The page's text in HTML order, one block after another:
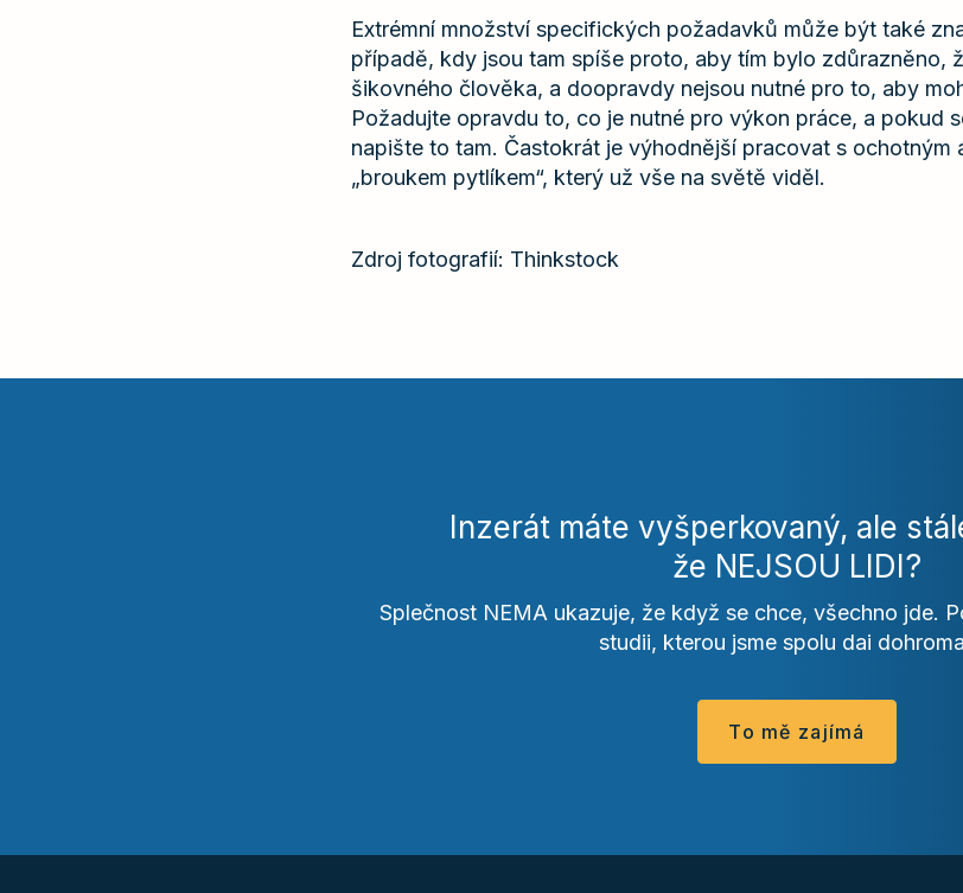
Extrémní množství specifických požadavků může být také
případě, kdy jsou tam spíše proto, aby tím bylo zdůrazněno,
šikovného člověka, a doopravdy nejsou nutné pro to, aby
Požadujte opravdu to, co je nutné pro výkon práce, a pokud
napište to tam. Častokrát je výhodnější pracovat s ochotným
„broukem pytlíkem“, který už vše na světě viděl.
Zdroj fotografií: Thinkstock
Inzerát máte vyšperkovaný, ale
že NEJSOU LIDI?
Splečnost NEMA ukazuje, že když se chce, všechno jde.
studii, kterou jsme spolu dai
To mě zajímá